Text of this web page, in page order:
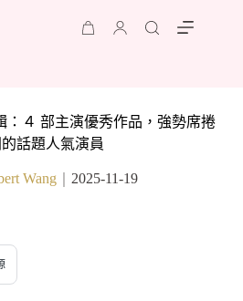
：４ 部主演優秀作品，強勢席捲
話題人氣演員
Wang 2025-11-19